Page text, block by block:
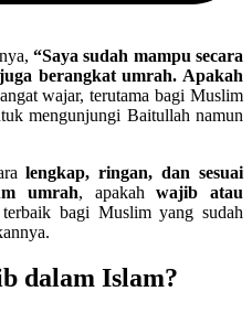
“Saya sudah mampu secara
berangkat umrah. Apakah
wajar, terutama bagi Muslim
mengunjungi Baitullah namun
lengkap, ringan, dan sesuai
umrah, apakahwajib atau
bagi Muslim yang sudah
dalam Islam?